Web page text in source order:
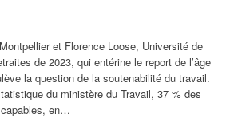
et Florence Loose, Université de
de 2023, qui entérine le report de l’âge
la question de la soutenabilité du travail.
du ministère du Travail, 37 % des
en…